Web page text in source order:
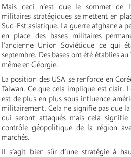
Mais ceci n’est que le sommet de
militaires stratégiques se mettent en
Sud-Est asiatique. La guerre afghane a
en place des bases militaires
l’ancienne Union Soviétique ce qui
septembre. Des bases ont été établies
même en Géorgie.
La position des USA se renforce en
Taiwan. Ce que cela implique est clair.
est de plus en plus sous influence
militairement. Cela ne signifie pas que
qui seront attaqués mais cela
contrôle géopolitique de la région
marchés.
Il s’agit bien sûr d’une stratégie à